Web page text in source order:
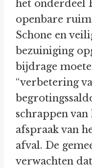
het onderdeel
openbare
Schone en
bezuiniging
bijdrage
“verbetering
schrappen
afspraak van
afval. De
verwachten